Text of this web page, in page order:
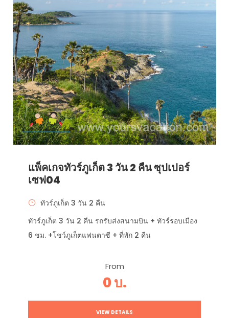
แพ็คเกจทัวร์ภูเก็ต 3 วัน 2 คืน ซุปเปอร์
เซฟ04
ทัวร์ภูเก็ต 3 วัน 2 คืน
ทัวร์ภูเก็ต 3 วัน 2 คืน รถรับส่งสนามบิน + ทัวร์รอบเมือง
6 ชม. +โชว์ภูเก็ตแฟนตาซี + ที่พัก 2 คืน
From
0 บ.
VIEW DETAILS